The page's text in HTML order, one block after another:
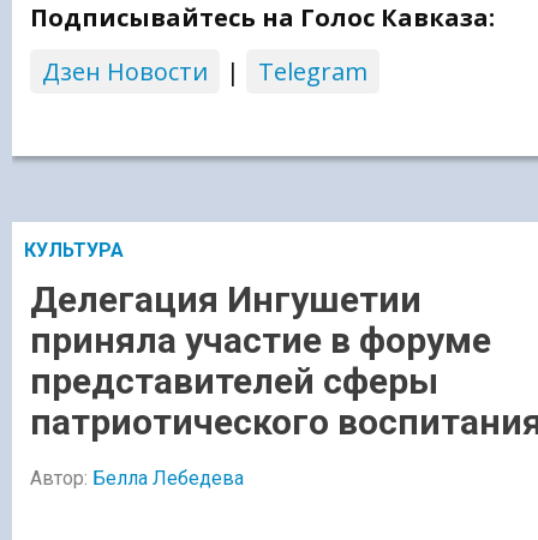
Подписывайтесь на Голос Кавказа:
Дзен Новости
| Telegram
КУЛЬТУРА
Делегация Ингушетии
приняла участие в форуме
представителей сферы
патриотического
Автор: Белла Лебедева